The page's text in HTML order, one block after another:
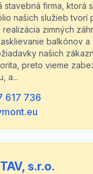
stavebná firma, ktorá
našich služieb tvorí
zimných
balkónov a
našich
preto vieme
a...
617 736
s.r.o.